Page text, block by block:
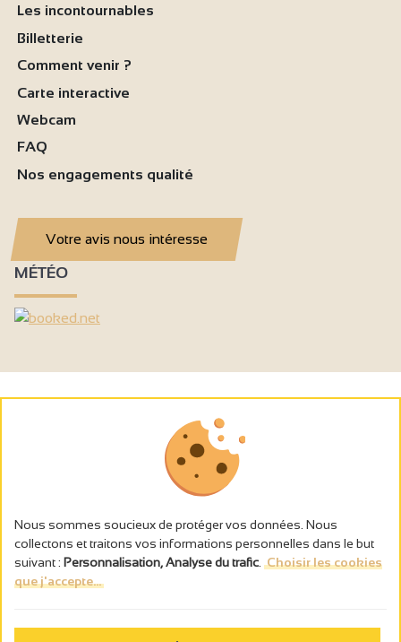
Les incontournables
Billetterie
Comment venir ?
Carte interactive
Webcam
FAQ
Nos engagements qualité
Votre avis nous intéresse
MÉTÉO
L’abus d’alcool est dangereux pour la santé, à consommer avec
Nous sommes soucieux de protéger vos données. Nous
collectons et traitons vos informations personnelles dans le but
suivant : Personnalisation, Analyse du trafic Choisir les cookies
que j'accepte...